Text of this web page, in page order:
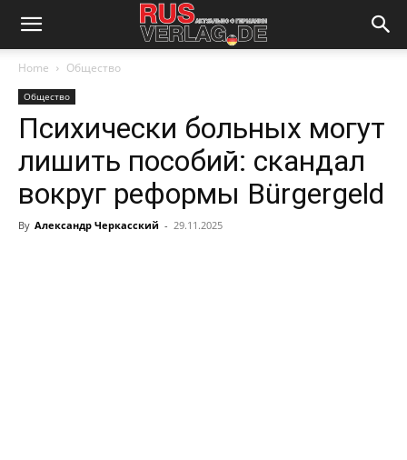
Home Общество
Общество
Психически больных могут
лишить пособий: скандал
вокруг реформы Bürgergeld
By Александр Черкасский - 29.11.2025